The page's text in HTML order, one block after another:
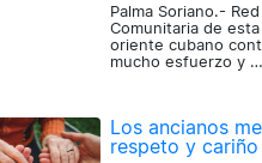
Palma Soriano.-
Comunitaria de
oriente cubano
mucho esfuerzo y …
Los ancianos
respeto y cariño